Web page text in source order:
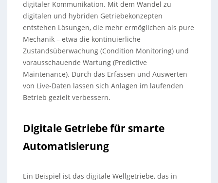
digitaler Kommunikation. Mit dem Wandel zu
digitalen und hybriden Getriebekonzepten
entstehen Lösungen, die mehr ermöglichen als pure
Mechanik – etwa die kontinuierliche
Zustandsüberwachung (Condition Monitoring) und
vorausschauende Wartung (Predictive
Maintenance). Durch das Erfassen und Auswerten
von Live-Daten lassen sich Anlagen im laufenden
Betrieb gezielt verbessern.
Digitale Getriebe für smarte
Automatisierung
Ein Beispiel ist das digitale Wellgetriebe, das in